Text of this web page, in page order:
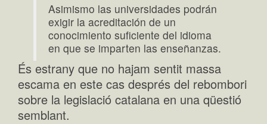
Asimismo las universidades podrán
exigir la acreditación de un
conocimiento suficiente del idioma
en que se imparten las enseñanzas.
És estrany que no hajam sentit massa
escama en este cas després del rebombori
sobre la legislació catalana en una qüestió
semblant.